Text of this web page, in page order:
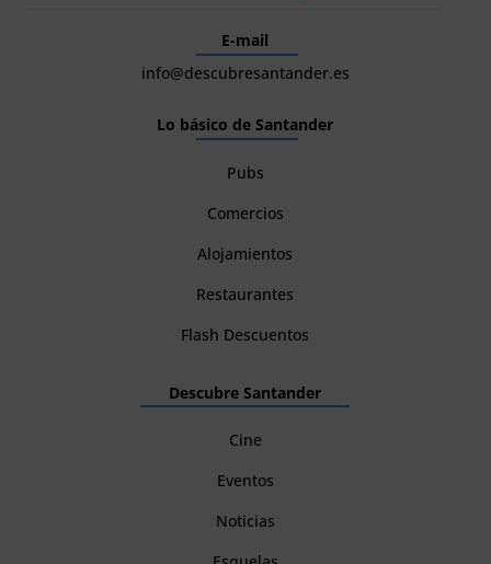
E-mail
info@descubresantander.es
Lo básico de Santander
Pubs
Comercios
Alojamientos
Restaurantes
Flash Descuentos
Descubre Santander
Cine
Eventos
Noticias
Esquelas